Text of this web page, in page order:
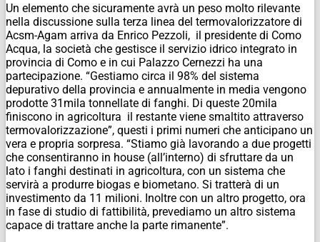
Un elemento che sicuramente avrà un peso molto rilevante
nella discussione sulla terza linea del termovalorizzatore di
Acsm-Agam arriva da Enrico Pezzoli, il presidente di Como
Acqua, la società che gestisce il servizio idrico integrato in
provincia di Como e in cui Palazzo Cernezzi ha una
partecipazione. “Gestiamo circa il 98% del sistema
depurativo della provincia e annualmente in media vengono
prodotte 31mila tonnellate di fanghi. Di queste 20mila
finiscono in agricoltura il restante viene smaltito attraverso
termovalorizzazione”, questi i primi numeri che anticipano un
vera e propria sorpresa. “Stiamo già lavorando a due progetti
che consentiranno in house (all’interno) di sfruttare da un
lato i fanghi destinati in agricoltura, con un sistema che
servirà a produrre biogas e biometano. Si tratterà di un
investimento da 11 milioni. Inoltre con un altro progetto, ora
in fase di studio di fattibilità, prevediamo un altro sistema
capace di trattare anche la parte rimanente”.